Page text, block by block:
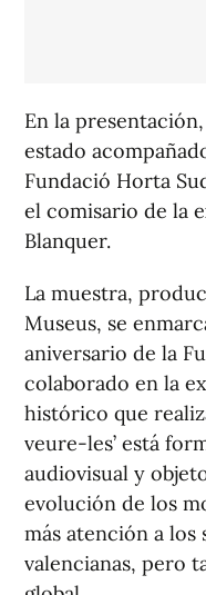
En la
estado
Fundació Horta
el comisario de la
Blanquer.
La muestra,
Museus, se
aniversario de la
colaborado en la
histórico que
veure-les’ está
audiovisual y
evolución de los
más atención a los
valencianas, pero